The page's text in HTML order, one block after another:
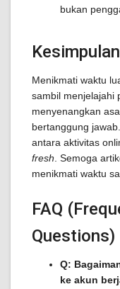
bukan
Kesimpulan
Menikmati waktu
sambil menjelajahi
menyenangkan
bertanggung
antara aktivitas
fresh . Semoga
menikmati waktu
FAQ
Questions)
Q:
ke akun